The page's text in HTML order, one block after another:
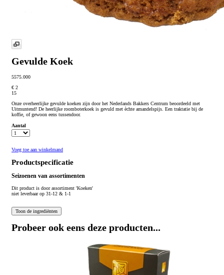
Gevulde Koek
5575.000
€ 2
15
Onze overheerlijke gevulde koeken zijn door het Nederlands Bakkers Centrum beoordeeld met
Uitmuntend! De heerlijke roomboterkoek is gevuld met èchte amandelspijs. Een traktatie bij de
koffie, of gewoon eens tussendoor.
Aantal
Voeg toe aan winkelmand
Productspecificatie
Seizoenen van assortimenten
Dit product is door assortiment 'Koeken'
niet leverbaar op 31-12 & 1-1
Probeer ook eens deze producten...